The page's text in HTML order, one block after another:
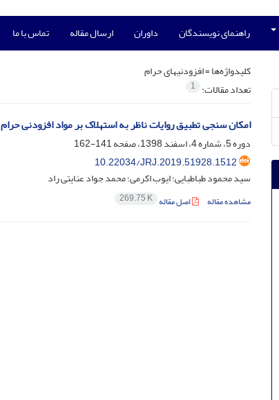
راهنمای نویسندگان داوران ارسال مقاله تماس با ما
کلیدواژه‌ها =افزودنی­های حرام
تعداد مقالات: 1
امکان سنجی تطبیق روایات ناظر به استهلاک بر مواد افزودنی حرام
دوره 5، شماره 4، اسفند 1398، صفحه
141-162
10.22034/JRJ.2019.51928.1512
سید محمود طباطبایی؛ ایوب اکرمی؛ محمد جواد عنایتی راد
مشاهده مقاله اصل مقاله 269.75 K